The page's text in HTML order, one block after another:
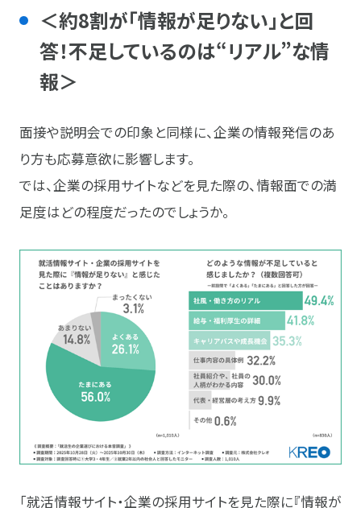
＜約8割が「情報が足りない」と回
答！不足しているのは“リアル”な情
報＞
面接や説明会での印象と同様に、企業の情報発信のあ
り方も応募意欲に影響します。
では、企業の採用サイトなどを見た際の、情報面での満
足度はどの程度だったのでしょうか。
「就活情報サイト・企業の採用サイトを見た際に『情報が